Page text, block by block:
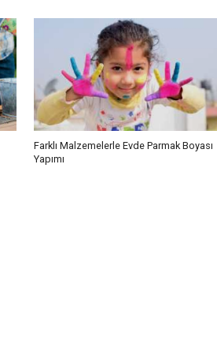
Farklı Malzemelerle Evde Parmak Boyası
Yapımı